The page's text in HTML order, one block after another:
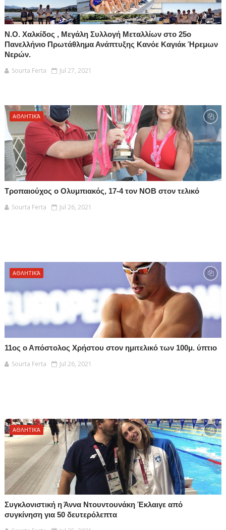
Ν.Ο. Χαλκίδος , Μεγάλη Συλλογή Μεταλλίων στο 25ο
Πανελλήνιο Πρωτάθλημα Ανάπτυξης Κανόε Καγιάκ Ήρεμων
Νερών.
Sourta Ferta
Jul 27, 2021
ΑΘΛΗΤΙΚΆ
Τροπαιούχος ο Ολυμπιακός, 17-4 τον ΝΟΒ στον τελικό
Sourta Ferta
Jul 26, 2021
ΑΘΛΗΤΙΚΆ
11ος ο Απόστολος Χρήστου στον ημιτελικό των 100μ. ύπτιο
Sourta Ferta
Jul 26, 2021
ΑΘΛΗΤΙΚΆ
Συγκλονιστική η Άννα Ντουντουνάκη Έκλαιγε από
συγκίνηση για 50 δευτερόλεπτα